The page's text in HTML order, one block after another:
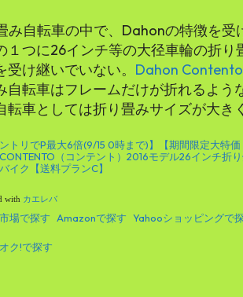
み自転車の中で、Dahonの特徴を受
１つに26インチ等の大径車輪の折り
け継いでいない。 Dahon Contento
自転車はフレームだけが折れるよう
車としては折り畳みサイズが大き
ントリでP最大6倍(9/15 0時まで)】【期間限定大特
（コンテント）2016モデル26インチ折
イク【送料プランC】
with カエレバ
場で探す Amazonで探す Yahooショッピングで
ク!で探す